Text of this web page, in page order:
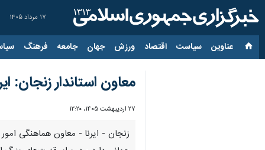
۱۷ مرداد ۱۴۰۵
عناوین‌ سیاست اقتصاد ورزش جهان جامعه فرهنگ
معاون استاندار زنجان:
۲۷ اردیبهشت ۱۴۰۵، ۱۲:۲۰